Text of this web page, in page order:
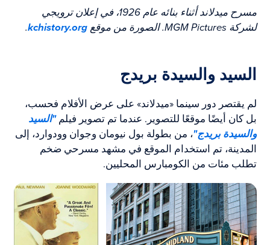
مسرح ميدلاند أثناء بنائه عام 1926، في إعلان ترويجي
لشركة MGM Pictures. الصورة من موقع
kchistory.org
.
السيد والسيدة بريدج
لم يقتصر دور سينما «ميدلاند» على عرض الأفلام فحسب،
بل كان أيضًا موقعًا للتصوير. عندما تم تصوير فيلم"السيد
والسيدة بريدج"، من بطولة بول نيومان وجوان وودوارد، إلى
المدينة، تم استخدام الموقع في مشهد مسرحي ضخم
تطلب مئات من الكومبارس المحليين.